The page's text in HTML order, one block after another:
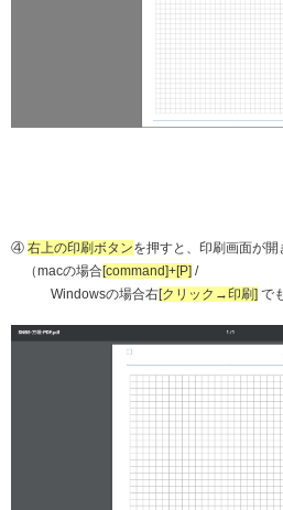
④ 右上の印刷ボタンを押すと、印刷画面が開
（macの場合 [command]+[P] /
Windowsの場合右[クリック→印刷] で